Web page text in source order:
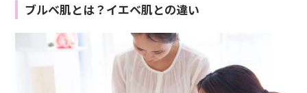
ブルベ肌とは？イエベ肌との違い